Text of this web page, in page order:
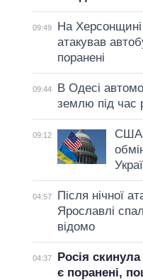
09:49
На Херсонщині
атакував
поранені
09:44
В Одесі
землю під час
09:12
США
04:57
Після нічної
Ярославлі
відомо
04:37
Росія
є поранені,